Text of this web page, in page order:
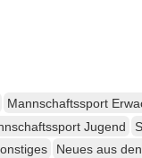
Mannschaftssport
Jugend
Neues aus